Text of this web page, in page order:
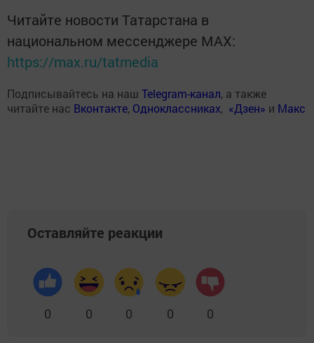
Читайте новости Татарстана в
национальном мессенджере MАХ:
https://max.ru/tatmedia
Подписывайтесь на наш Telegram-канал, а также
читайте нас Вконтакте, Одноклассниках, «Дзен» и Макс
Оставляйте реакции
0 0 0 0 0